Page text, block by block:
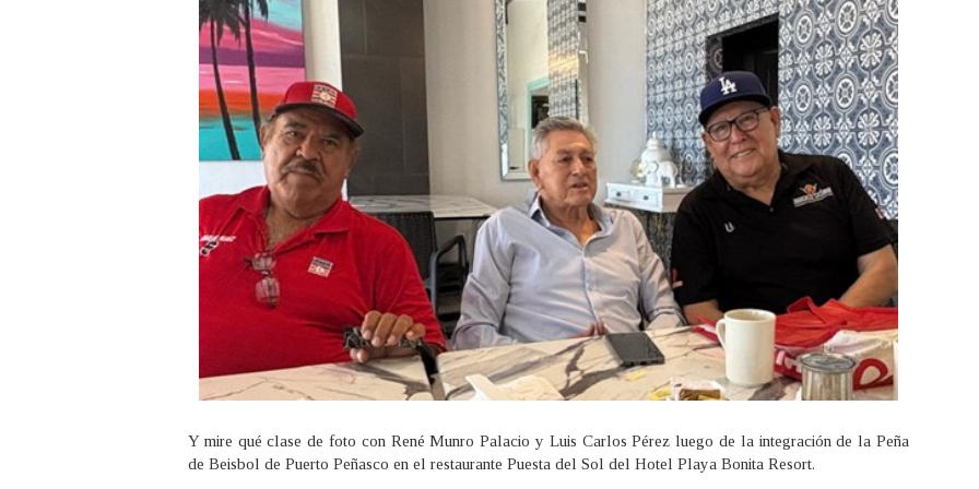
Y mire qué clase de foto con René Munro Palacio y Luis Carlos Pérez luego de la integración de la Peña
de Beisbol de Puerto Peñasco en el restaurante Puesta del Sol del Hotel Playa Bonita Resort.